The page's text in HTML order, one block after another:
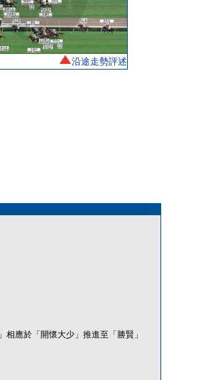
沿途走勢評述
應於「開懷大少」推進至「勝賢」